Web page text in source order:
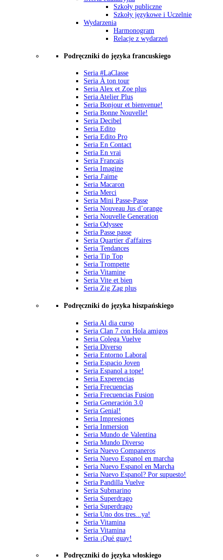
Szkoły publiczne
Szkoły językowe i Uczelnie
Wydarzenia
Harmonogram
Relacje z wydarzeń
Podręczniki do języka francuskiego
Seria #LaClasse
Seria À ton tour
Seria Alex et Zoe plus
Seria Atelier Plus
Seria Bonjour et bienvenue!
Seria Bonne Nouvelle!
Seria Decibel
Seria Edito
Seria Edito Pro
Seria En Contact
Seria En vrai
Seria Francais
Seria Imagine
Seria J'aime
Seria Macaron
Seria Merci
Seria Mini Passe-Passe
Seria Nouveau Jus d’orange
Seria Nouvelle Generation
Seria Odyssee
Seria Passe passe
Seria Quartier d'affaires
Seria Tendances
Seria Tip Top
Seria Trompette
Seria Vitamine
Seria Vite et bien
Seria Zig Zag plus
Podręczniki do języka hiszpańskiego
Seria Al dia curso
Seria Clan 7 con Hola amigos
Seria Colega Vuelve
Seria Diverso
Seria Entorno Laboral
Seria Espacio Joven
Seria Espanol a tope!
Seria Experencias
Seria Frecuencias
Seria Frecuencias Fusion
Seria Generación 3.0
Seria Genial!
Seria Impresiones
Seria Inmersion
Seria Mundo de Valentina
Seria Mundo Diverso
Seria Nuevo Companeros
Seria Nuevo Espanol en marcha
Seria Nuevo Espanol en Marcha
Seria Nuevo Espanol? Por supuesto!
Seria Pandilla Vuelve
Seria Submarino
Seria Superdrago
Seria Superdrago
Seria Uno dos tres...ya!
Seria Vitamina
Seria Vitamina
Seria ¡Qué guay!
Podręczniki do języka włoskiego